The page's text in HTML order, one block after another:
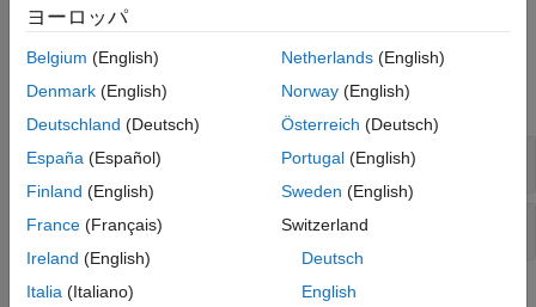
参考
例
すべて展開する
errno がリセットされていません
保護されていない動的メモリ割り当て
チェック情報
ヨーロッパ
Belgium (English)
Denmark (English)
Deutschland (Deutsch)
España (Español)
Finland (English)
France (Français)
Ireland (English)
Italia (Italiano)
Netherlands(English)
Norway(English)
Österreich (Deutsch)
Portugal(English)
Sweden (English)
Switzerland
Deutsch
English